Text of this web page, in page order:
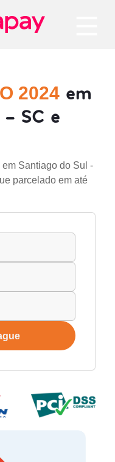
2024 em
SC e
Santiago do Sul -
parcelado em até